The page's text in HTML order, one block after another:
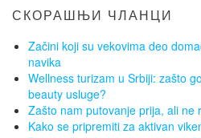
СКОРАШЊИ ЧЛАНЦИ
Začini koji su vekovima deo
navika
Wellness turizam u Srbiji: zašto
beauty usluge?
Zašto nam putovanje prija, ali ne
Kako se pripremiti za aktivan